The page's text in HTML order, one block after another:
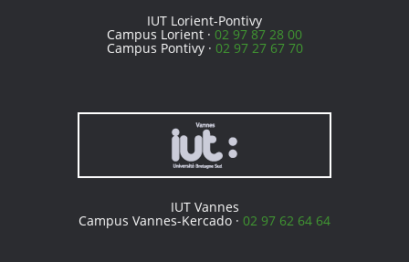
IUT Lorient-Pontivy
Campus Lorient · 02 97 87 28 00
Campus Pontivy · 02 97 27 67 70
IUT Vannes
Campus Vannes-Kercado · 02 97 62 64 64